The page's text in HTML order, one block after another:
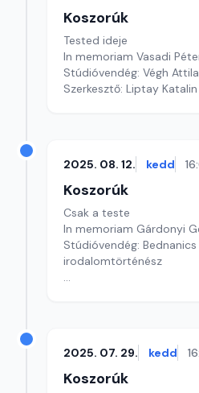
Koszorúk
Tested ideje
In memoriam Vasadi
Stúdióvendég: Végh
Szerkesztő: Liptay Katalin
2025. 08. 12. kedd
Koszorúk
Csak a teste
In memoriam Gárdonyi
Stúdióvendég:
irodalomtörténész
2025. 07. 29. kedd
Koszorúk